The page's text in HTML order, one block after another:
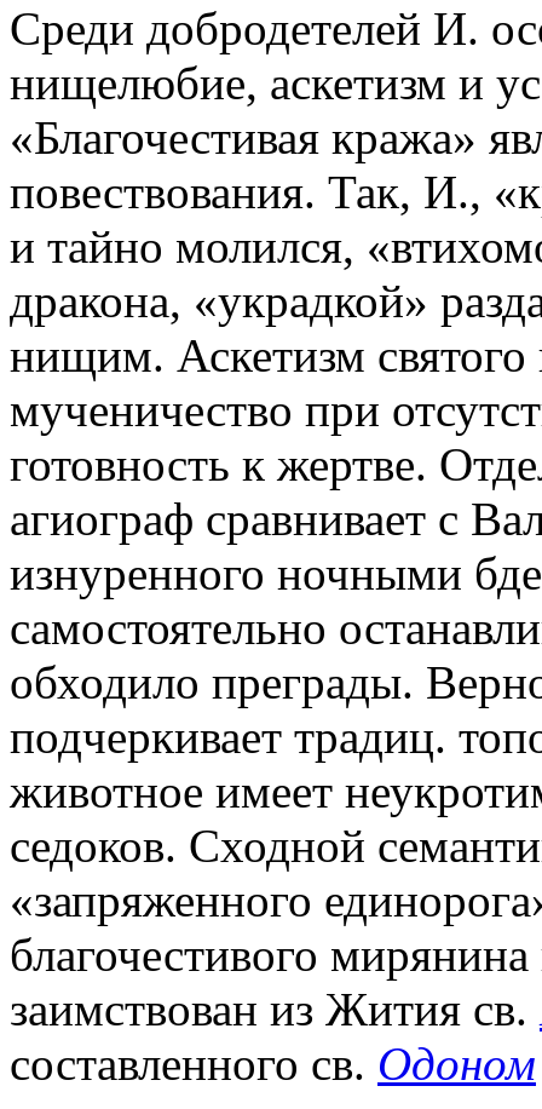
Среди добродетелей И.
нищелюбие, аскетизм и
«Благочестивая кража»
повествования. Так, И.,
и тайно молился,
дракона, «украдкой»
нищим. Аскетизм святого
мученичество при
готовность к жертве.
агиограф сравнивает с
изнуренного ночными
самостоятельно
обходило преграды.
подчеркивает традиц.
животное имеет
седоков. Сходной
«запряженного
благочестивого
заимствован из Жития св.
составленного св. Одоном